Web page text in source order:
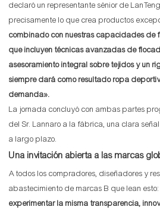
declaró un representante sénior de
precisamente lo que crea productos
combinado con nuestras capacidades
que incluyen técnicas avanzadas de
asesoramiento integral sobre tejidos y un
siempre dará como resultado ropa
demanda».
La jornada concluyó con ambas partes
del Sr. Lannaro a la fábrica, una clara
a largo plazo.
Una invitación abierta a las marcas
A todos los compradores, diseñadores y
abastecimiento de marcas B que lean esto:
experimentar la misma transparencia,